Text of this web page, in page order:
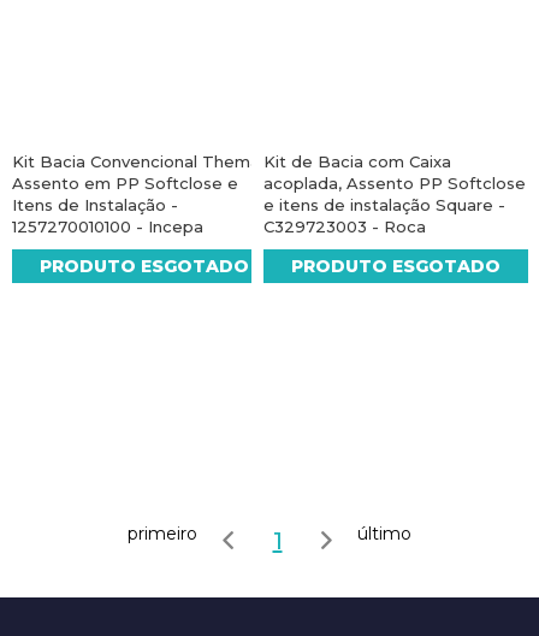
Kit Bacia Convencional Thema,
Assento em PP Softclose e
Itens de Instalação -
1257270010100 - Incepa
PRODUTO ESGOTADO
Kit de Bacia com Caixa
acoplada, Assento PP Softclose
e itens de instalação Square -
C329723003 - Roca
PRODUTO ESGOTADO
primeiro 1 último